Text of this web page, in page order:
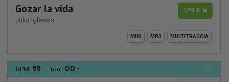
Gozar la vida
Julio Iglesias
1,89 €
MIDI MP3 MULTITRACCIA
BPM: 99 Ton.: DO -